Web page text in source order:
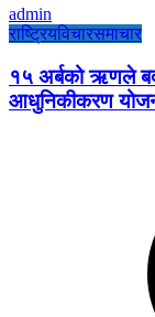
admin
राष्ट्रियविचारसमाचार
१५ अर्बको ऋणले
आधुनिकीकरण